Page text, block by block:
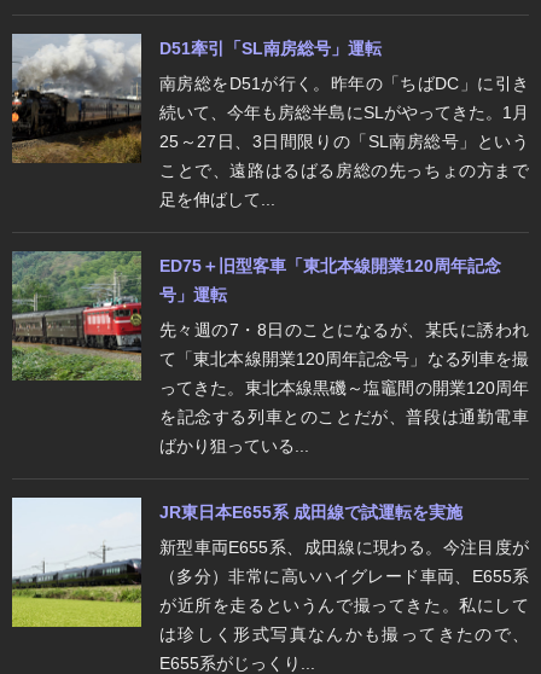
D51牽引「SL南房総号」運転
南房総をD51が行く。昨年の「ちばDC」に引き
続いて、今年も房総半島にSLがやってきた。1月
25～27日、3日間限りの「SL南房総号」という
ことで、遠路はるばる房総の先っちょの方まで
足を伸ばして...
ED75＋旧型客車「東北本線開業120周年記念
号」運転
先々週の7・8日のことになるが、某氏に誘われ
て「東北本線開業120周年記念号」なる列車を撮
ってきた。東北本線黒磯～塩竈間の開業120周年
を記念する列車とのことだが、普段は通勤電車
ばかり狙っている...
JR東日本E655系 成田線で試運転を実施
新型車両E655系、成田線に現わる。今注目度が
（多分）非常に高いハイグレード車両、E655系
が近所を走るというんで撮ってきた。私にして
は珍しく形式写真なんかも撮ってきたので、
E655系がじっくり...